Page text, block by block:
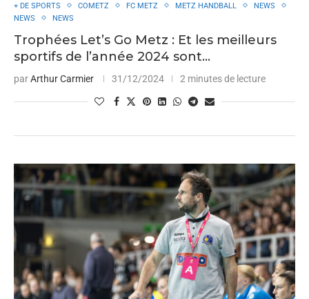
+ DE SPORTS COMETZ FC METZ METZ HANDBALL
NEWS
NEWS
NEWS
Trophées Let’s Go Metz : Et les meilleurs
sportifs de l’année 2024 sont…
parArthur Carmier 31/12/2024 2 minutes de lecture